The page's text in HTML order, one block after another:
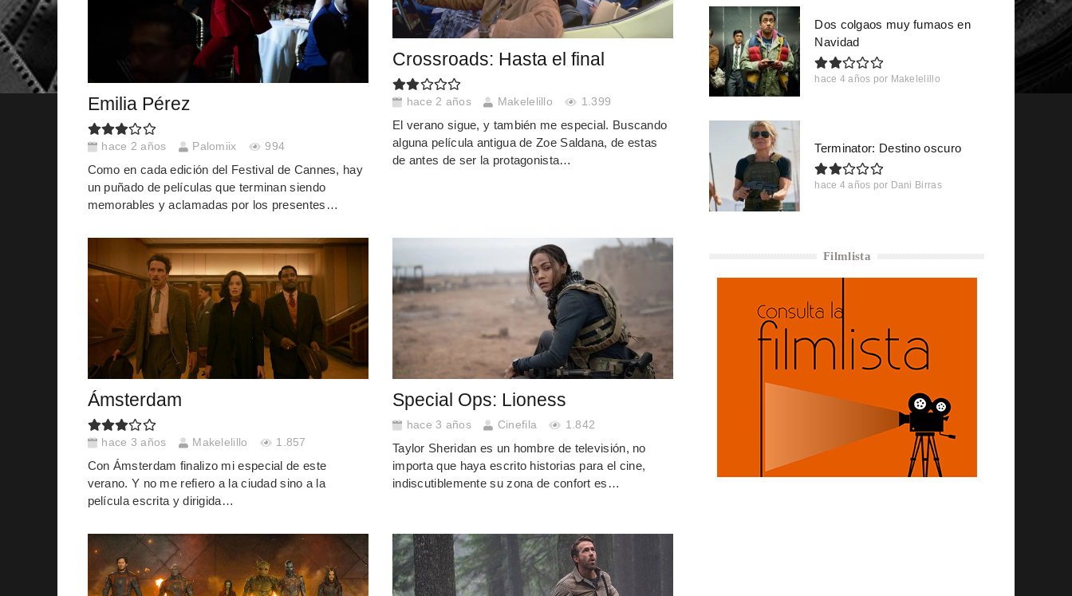
Emilia Pérez
hace 2 años Palomiix 994
Como en cada edición del Festival de Cannes, hay
un puñado de películas que terminan siendo
memorables y aclamadas por los presentes…
Crossroads: Hasta el final
hace 2 años Makelelillo 1.399
El verano sigue, y también me especial. Buscando
alguna película antigua de Zoe Saldana, de estas
de antes de ser la protagonista…
Ámsterdam
hace 3 años Makelelillo 1.857
Con Ámsterdam finalizo mi especial de este
verano. Y no me refiero a la ciudad sino a la
película escrita y dirigida…
Special Ops: Lioness
hace 3 años Cinefila 1.842
Taylor Sheridan es un hombre de televisión, no
importa que haya escrito historias para el cine,
indiscutiblemente su zona de confort es…
Dos colgaos muy fumaos en
Navidad
hace 4 años por Makelelillo
Terminator: Destino oscuro
hace 4 años por Dani Birras
Filmlista